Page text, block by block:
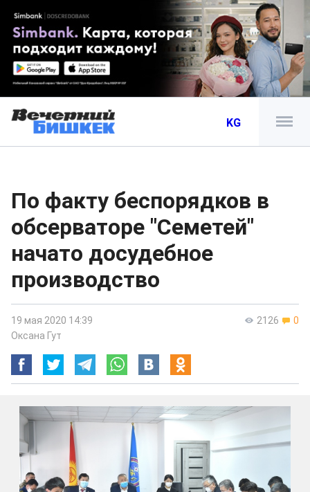
KG
По факту беспорядков в
обсерваторе "Семетей"
начато досудебное
производство
2126 0
19 мая 2020 14:39
Оксана Гут